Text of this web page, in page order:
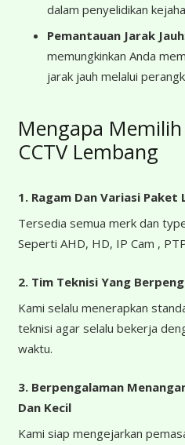
dalam penyelidikan
Pemantauan Jarak Jauh
memungkinkan Anda
jarak jauh melalui
Mengapa
CCTV Lembang
1. Ragam Dan Variasi Paket
Tersedia semua merk dan
Seperti AHD, HD, IP Cam ,
2. Tim Teknisi Yang
Kami selalu menerapkan
teknisi agar selalu bekerja
waktu.
3. Berpengalaman
Dan Kecil
Kami siap mengejarkan